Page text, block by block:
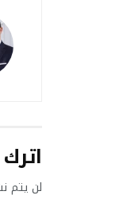
لن يتم